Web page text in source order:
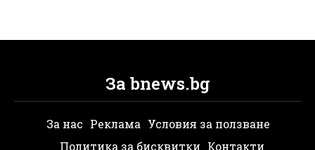
За bnews.bg
За нас Реклама Условия за ползване
Политика за бисквитки Контакти